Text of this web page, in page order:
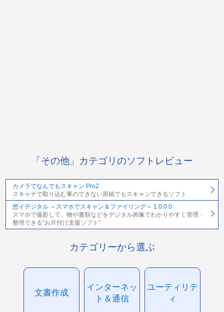
「その他」カテゴリのソフトレビュー
カメラでなんでもスキャン Pro2
スキャナで取り込む事のできない原稿でもスキャンできるソフト
想イデジタル ～スマホでスキャン＆ファイリング～ 1.0.0.0
スマホで撮影して、物や書類などをデジタル画像でわかりやすく管理・
整理できる“お片付け支援ソフト”
カテゴリーから選ぶ
文書作成
インターネッ
ト＆通信
ユーティリテ
ィ